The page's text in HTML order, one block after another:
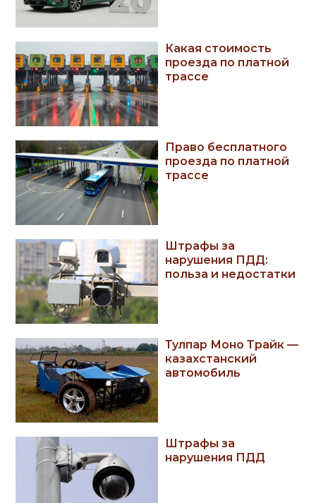
Какая стоимость
проезда по платной
трассе
Право бесплатного
проезда по платной
трассе
Штрафы за
нарушения ПДД:
польза и недостатки
Тулпар Моно Трайк —
казахстанский
автомобиль
Штрафы за
нарушения ПДД